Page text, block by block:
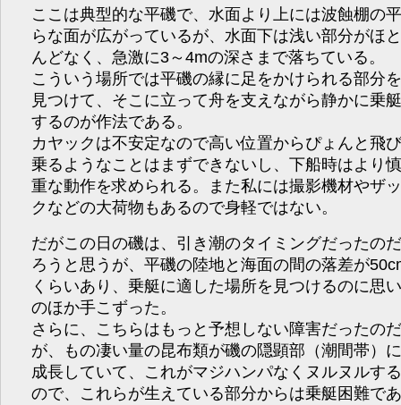
ここは典型的な平磯で、水面より上には波蝕棚の
らな面が広がっているが、水面下は浅い部分がほ
んどなく、急激に3～4mの深さまで落ちている。
こういう場所では平磯の縁に足をかけられる部分
見つけて、そこに立って舟を支えながら静かに乗
するのが作法である。
カヤックは不安定なので高い位置からぴょんと飛
乗るようなことはまずできないし、下船時はより
重な動作を求められる。また私には撮影機材やザ
クなどの大荷物もあるので身軽ではない。
だがこの日の磯は、引き潮のタイミングだったの
ろうと思うが、平磯の陸地と海面の間の落差が
くらいあり、乗艇に適した場所を見つけるのに思
のほか手こずった。
さらに、こちらはもっと予想しない障害だったの
が、もの凄い量の昆布類が磯の隠顕部（潮間帯）
成長していて、これがマジハンパなくヌルヌルす
ので、これらが生えている部分からは乗艇困難で